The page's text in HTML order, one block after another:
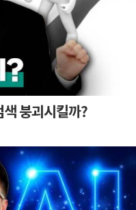
붕괴시킬까?